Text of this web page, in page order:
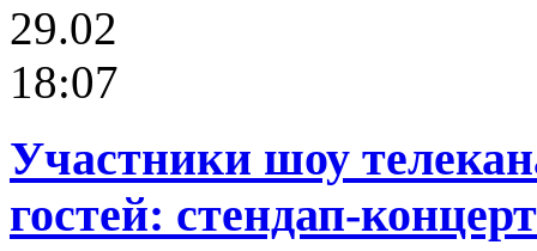
29.02
18:07
Участники шоу
гостей: стендап-